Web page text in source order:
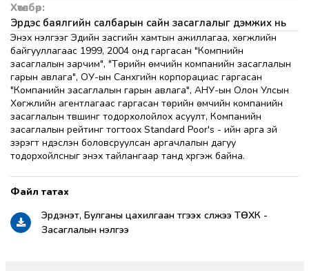
Хөтөлбөр:
Эрдэс баялгийн салбарын сайн засаглалыг дэмжих нь
Энэхүү үнэлгээг Эдийн засгийн хамтын ажиллагаа, хөгжлийн
байгууллагаас 1999, 2004 онд гаргасан "Компнийн
засаглалын зарчим", "Төрийн өмчийн компанийн засаглалын
гарын авлага", ОУ-ын Санхүүгийн корпорациас гаргасан
"Компанийн засаглалын гарын авлага", АНУ-ын Олон Улсын
Хөгжлийн агентлагаас гаргасан төрийн өмчийн компанийн
засаглалын түвшинг тодорхолойлох асуулт, Компанийн
засаглалын рейтинг тогтоох Standard Poor's - ийн арга зүй
зэрэгт үндэслэн боловсруулсан аргачлалын дагуу
тодорхойлсныг энэхүү тайлангаар танд хүргэж байна.
Эрдэнэт, Булганы цахилгаан түгээх сүлжээ ТӨХК -
Засаглалын үнэлгээ